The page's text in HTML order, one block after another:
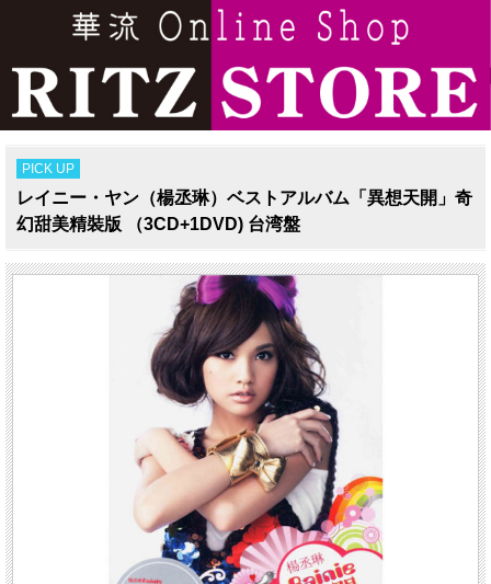
PICK UP
レイニー・ヤン（楊丞琳）ベストアルバム「異想天開」奇
幻甜美精裝版 （3CD+1DVD) 台湾盤